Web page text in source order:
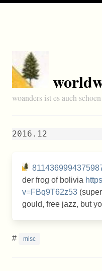
woanders ist es auch schoen
2016.12
der frog of bolivia
v=FBq9T62z53
gould, free jazz, but
# misc